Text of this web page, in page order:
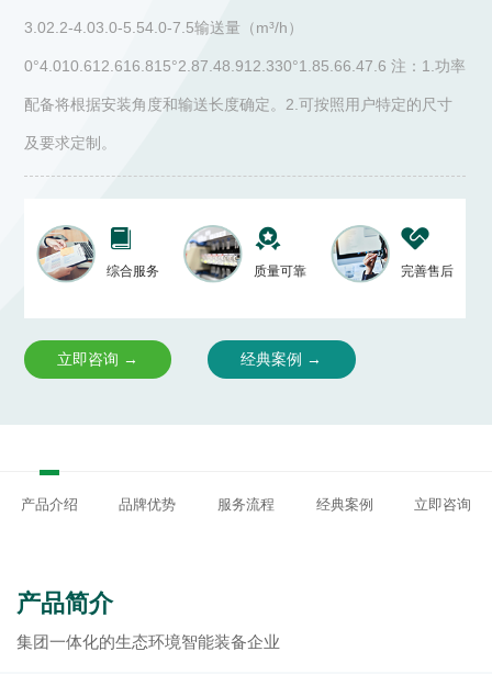
3.02.2-4.03.0-5.54.0-7.5输送量（m³/h）
0°4.010.612.616.815°2.87.48.912.330°1.85.66.47.6 注：1.功率
配备将根据安装角度和输送长度确定。2.可按照用户特定的尺寸
及要求定制。
综合服务 质量可靠 完善售后
立即咨询 → 经典案例 →
产品介绍 品牌优势 服务流程 经典案例 立即咨询
产品简介
集团一体化的生态环境智能装备企业